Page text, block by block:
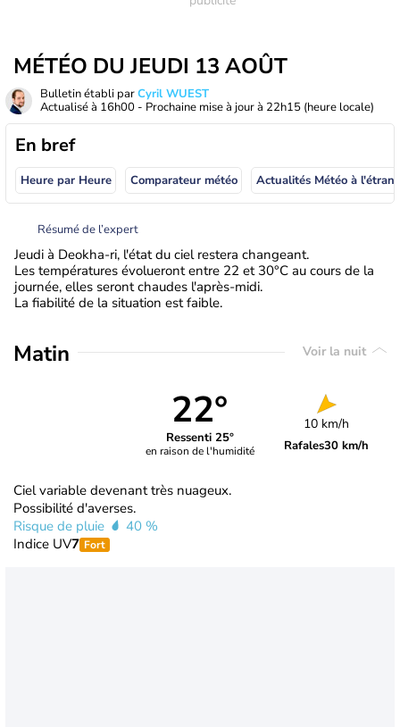
MÉTÉO DU JEUDI 13 AOÛT
Bulletin établi parCyril WUEST
Actualisé à 16h00 - Prochaine mise à jour à 22h15 (heure locale)
En bref
Heure par Heure Comparateur météo
Résumé de l’expert
Jeudi à Deokha-ri, l'état du ciel restera changeant.
Les températures évolueront entre 22 et 30°C au cours de la
journée, elles seront chaudes l'après-midi.
La fiabilité de la situation est faible.
Matin Voir la nuit
22°
Ressenti 25°
en raison de l'humidité
10 km/h
Rafales30 km/h
Ciel variable devenant très nuageux.
Possibilité d'averses.
Risque de pluie
40 %
Indice UV7 Fort